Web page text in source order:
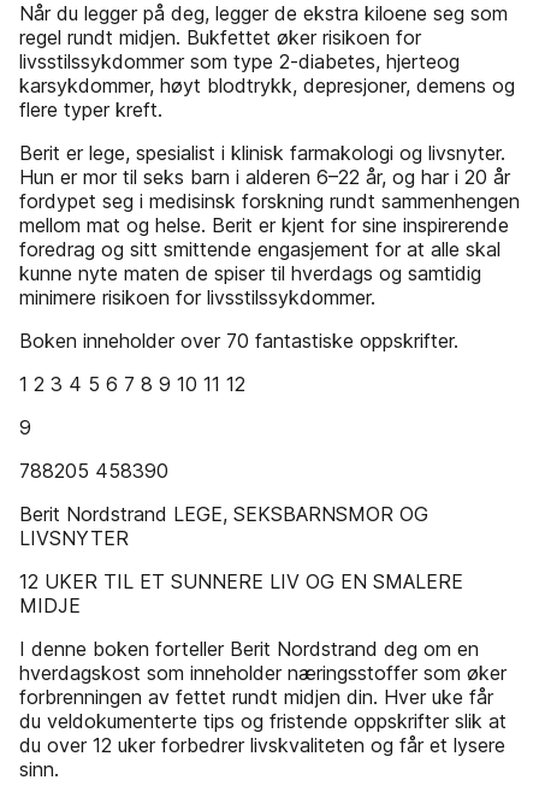
Når du legger på deg, legger de ekstra kiloene seg som
regel rundt midjen. Bukfettet øker risikoen for
livsstilssykdommer som type 2-diabetes, hjerteog
karsykdommer, høyt blodtrykk, depresjoner, demens og
flere typer kreft.
Berit er lege, spesialist i klinisk farmakologi og livsnyter.
Hun er mor til seks barn i alderen 6–22 år, og har i 20 år
fordypet seg i medisinsk forskning rundt sammenhengen
mellom mat og helse. Berit er kjent for sine inspirerende
foredrag og sitt smittende engasjement for at alle skal
kunne nyte maten de spiser til hverdags og samtidig
minimere risikoen for livsstilssykdommer.
Boken inneholder over 70 fantastiske oppskrifter.
1 2 3 4 5 6 7 8 9 10 11 12
9
788205 458390
Berit Nordstrand LEGE, SEKSBARNSMOR OG
LIVSNYTER
12 UKER TIL ET SUNNERE LIV OG EN SMALERE
MIDJE
I denne boken forteller Berit Nordstrand deg om en
hverdagskost som inneholder næringsstoffer som øker
forbrenningen av fettet rundt midjen din. Hver uke får
du veldokumenterte tips og fristende oppskrifter slik at
du over 12 uker forbedrer livskvaliteten og får et lysere
sinn.